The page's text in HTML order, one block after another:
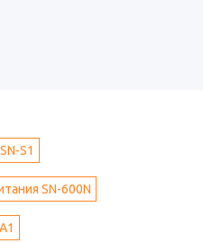
S1
SN-600N